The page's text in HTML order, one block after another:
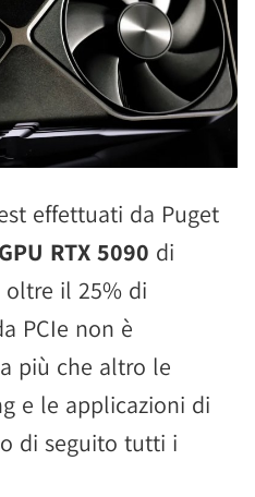
effettuati da Puget
GPU RTX 5090 di
oltre il 25% di
PCIe non è
più che altro le
e le applicazioni di
di seguito tutti i